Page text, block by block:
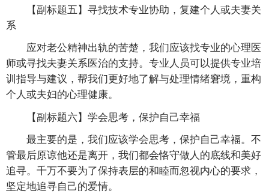
【副标题五】寻找技术专业协助，复建个人或夫妻关
系
应对老公精神出轨的苦楚，我们应该找专业的心理医
师或寻找夫妻关系医治的支持。专业人员可以提供专业培
训指导与建议，帮我们更好地了解与处理情绪窘境，重构
个人或夫妇的心理健康。
【副标题六】学会思考，保护自己幸福
最主要的是，我们应该学会思考，保护自己幸福。不
管最后原谅他还是离开，我们都会恪守做人的底线和美好
追寻。千万不要为了保持表层的和睦而忽视内心的要求，
坚定地追寻自己的爱情。